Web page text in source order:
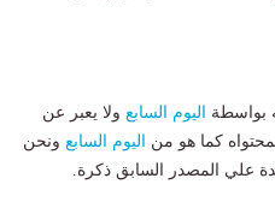
بواسطة اليوم السابع ولا يعبر عن
كما هو من اليوم السابع ونحن
علي المصدر السابق ذكرة.